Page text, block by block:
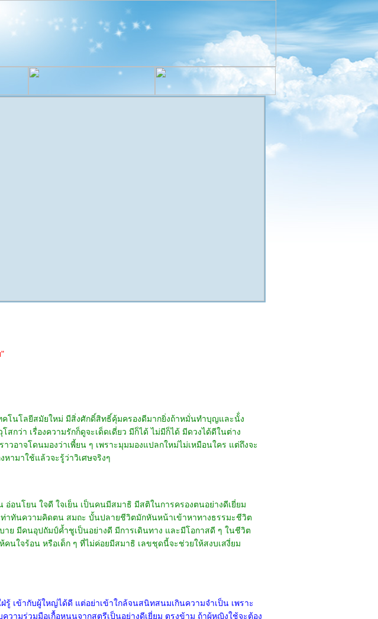
โนโลยีสมัยใหม่ มีสิ่งศักดิ์สิทธิ์คุ้มครองดีมากยิ่งถ้าหมั่นทำบุญและนั้่ง
ว่า เรื่องความรักก็ดูจะเด็ดเดี่ยว มีก็ได้ ไม่มีก็ได้ มีดวงได้ดีในต่าง
อาจโดนมองว่าเพี้ยน ๆ เพราะมุมมองแปลกใหม่ไม่เหมือนใคร แต่ถึงจะ
ามาใช้แล้วจะรู้ว่าวิเศษจริงๆ
นโยน ใจดี ใจเย็น เป็นคนมีสมาธิ มีสติในการครองตนอย่างดีเยี่ยม
ท่าทันความคิดตน สมถะ บั้นปลายชีวิตมักหันหน้าเข้าหาทางธรรมะชีวิต
มีคนอุปถัมป์ค้ำชูเป็นอย่างดี มีการเดินทาง และมีโอกาสดี ๆ ในชีวิต
นใจร้อน หรือเด็ก ๆ ที่ไม่ค่อยมีสมาธิ เลขชุดนี้จะช่วยให้สงบเสงี่ยม
เข้ากับผู้ใหญ่ได้ดี แต่อย่าเข้าใกล้จนสนิทสนมเกินความจำเป็น เพราะ
วามร่วมมือเกื้อหนุนจากสตรีเป็นอย่างดีเยี่ยม ตรงข้าม ถ้าผู้หญิงใช้จะต้อง